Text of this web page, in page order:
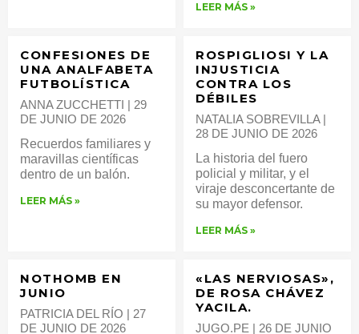
LEER MÁS »
CONFESIONES DE
UNA ANALFABETA
FUTBOLÍSTICA
ANNA ZUCCHETTI
29
DE JUNIO DE 2026
Recuerdos familiares y
maravillas científicas
dentro de un balón.
LEER MÁS »
ROSPIGLIOSI Y LA
INJUSTICIA
CONTRA LOS
DÉBILES
NATALIA SOBREVILLA
28 DE JUNIO DE 2026
La historia del fuero
policial y militar, y el
viraje desconcertante de
su mayor defensor.
LEER MÁS »
NOTHOMB EN
JUNIO
PATRICIA DEL RÍO
27
DE JUNIO DE 2026
«LAS NERVIOSAS»,
DE ROSA CHÁVEZ
YACILA.
JUGO.PE 26 DE JUNIO